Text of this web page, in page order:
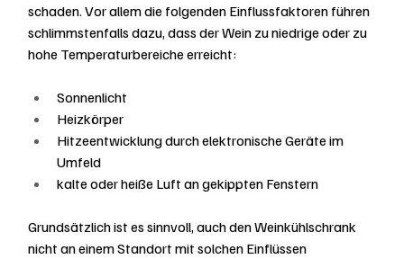
schaden. Vor allem die folgenden Einflussfaktoren führen
schlimmstenfalls dazu, dass der Wein zu niedrige oder zu
hohe Temperaturbereiche erreicht:
Sonnenlicht
Heizkörper
Hitzeentwicklung durch elektronische Geräte im
Umfeld
kalte oder heiße Luft an gekippten Fenstern
Grundsätzlich ist es sinnvoll, auch den Weinkühlschrank
nicht an einem Standort mit solchen Einflüssen